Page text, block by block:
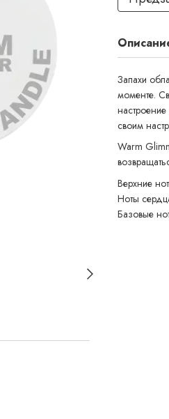
Запахи
моменте.
своим
Warm
Верхние
Ноты
Базовые